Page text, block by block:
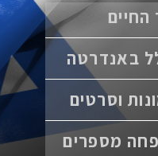
החיים
באנדרטה
וסרטים
מספרים